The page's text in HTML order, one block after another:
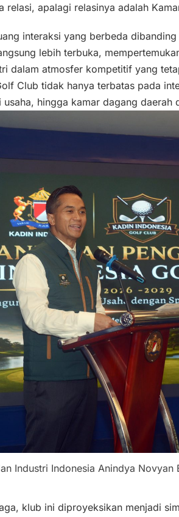
relasi, apalagi relasinya adalah
interaksi yang berbeda
lebih terbuka,
dalam atmosfer kompetitif yang
Club tidak hanya terbatas pada
hingga kamar dagang daerah
Industri Indonesia Anindya
klub ini diproyeksikan menjadi